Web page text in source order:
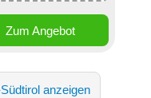
Zum Angebot
anzeigen